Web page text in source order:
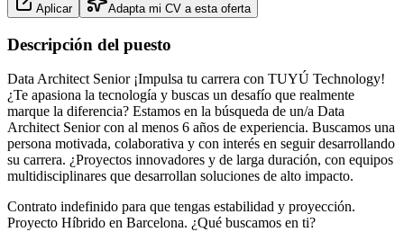
Aplicar Adapta mi CV a esta oferta
Descripción del puesto
Data Architect Senior ¡Impulsa tu carrera con TUYÚ Technology!
¿Te apasiona la tecnología y buscas un desafío que realmente
marque la diferencia? Estamos en la búsqueda de un/a Data
Architect Senior con al menos 6 años de experiencia. Buscamos una
persona motivada, colaborativa y con interés en seguir desarrollando
su carrera. ¿Proyectos innovadores y de larga duración, con equipos
multidisciplinares que desarrollan soluciones de alto impacto.
Contrato indefinido para que tengas estabilidad y proyección.
Proyecto Híbrido en Barcelona. ¿Qué buscamos en ti?